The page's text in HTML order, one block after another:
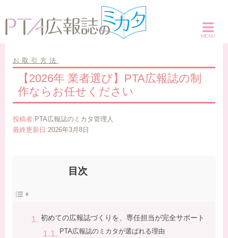
ン
ン
お取引方法
【2026年 業者選び】PTA広報誌の制
作ならお任せください
投稿者: PTA広報誌のミカタ管理人
最終更新日:2026年3月8日
目次
初めての広報誌づくりを、専任担当が完全サポート
PTA広報誌のミカタが選ばれる理由